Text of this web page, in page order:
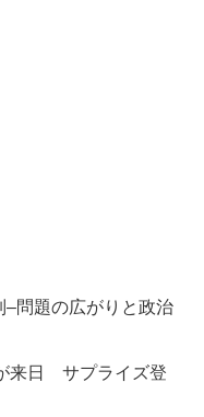
–問題の広がりと政治
来日 サプライズ登